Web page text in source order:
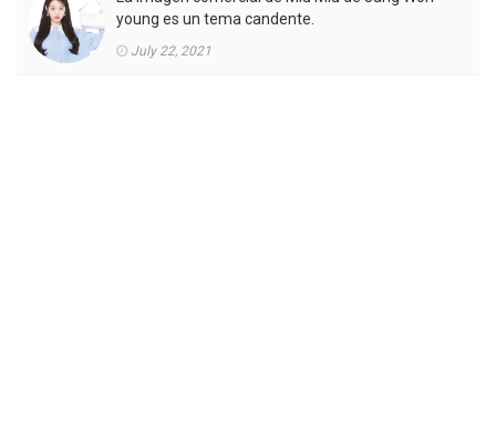
young es un tema candente.
July 22, 2021